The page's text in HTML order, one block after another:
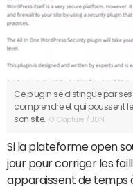
Ce plugin se distingue par
comprendre et qui poussent
son site.
© Capture / JDN
Si la plateforme open
jour pour corriger les
apparaissent de temps